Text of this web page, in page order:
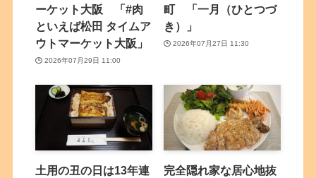
ーケット大阪 「#肉
といえば松田 タイムア
ウトマーケット大阪」
2026年07月29日 11:00
町 「一月（ひとつづ
き）」
2026年07月27日 11:30
土用の丑の日は13年連
完全隠れ家な居心地抜